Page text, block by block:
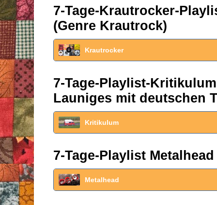
7-Tage-Krautrocker-
(Genre Krautrock)
Krautrocker
7-Tage-Playlist-
Launiges mit deutschen
Kritikulum
7-Tage-Playlist
Metalhead